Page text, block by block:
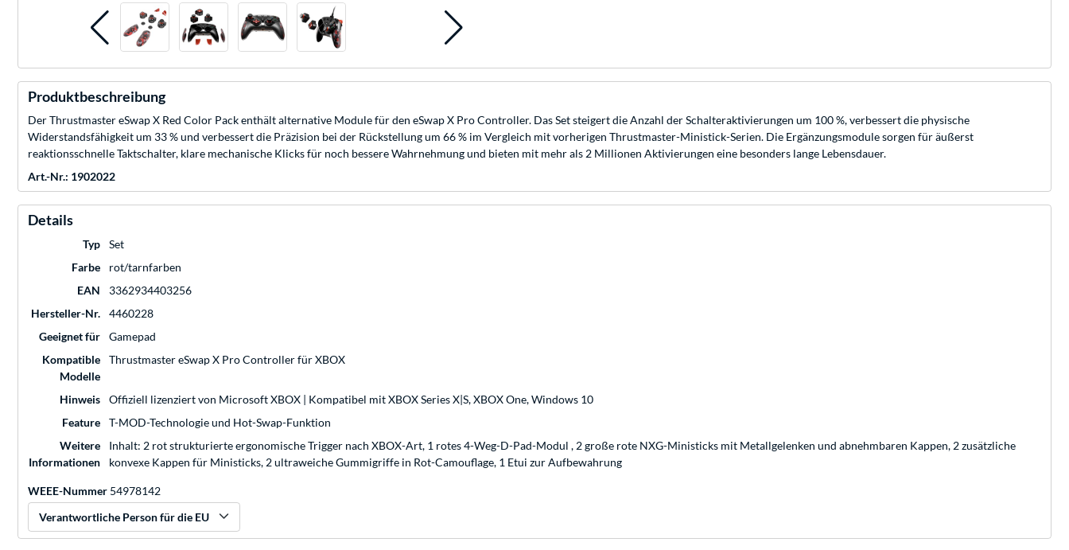
Produktbeschreibung
Der Thrustmaster eSwap X Red Color Pack enthält alternative Module für den eSwap X Pro Controller. Das Set steigert die Anzahl der Schalteraktivierungen um 100 %, verbessert die physische
Widerstandsfähigkeit um 33 % und verbessert die Präzision bei der Rückstellung um 66 % im Vergleich mit vorherigen Thrustmaster-Ministick-Serien. Die Ergänzungsmodule sorgen für äußerst
reaktionsschnelle Taktschalter, klare mechanische Klicks für noch bessere Wahrnehmung und bieten mit mehr als 2 Millionen Aktivierungen eine besonders lange Lebensdauer.
Art.-Nr.: 1902022
Details
Typ
Set
Farbe
rot/tarnfarben
EAN
3362934403256
Hersteller-Nr.
4460228
Geeignet für
Gamepad
Kompatible
Modelle
Thrustmaster eSwap X Pro Controller für XBOX
Hinweis
Offiziell lizenziert von Microsoft XBOX | Kompatibel mit XBOX Series X|S, XBOX One, Windows 10
Feature
T-MOD-Technologie und Hot-Swap-Funktion
Weitere
Informationen
Inhalt: 2 rot strukturierte ergonomische Trigger nach XBOX-Art, 1 rotes 4-Weg-D-Pad-Modul , 2 große rote NXG-Ministicks mit Metallgelenken und abnehmbaren Kappen, 2 zusätzliche
konvexe Kappen für Ministicks, 2 ultraweiche Gummigriffe in Rot-Camouflage, 1 Etui zur Aufbewahrung
WEEE-Nummer 54978142
Verantwortliche Person für die EU